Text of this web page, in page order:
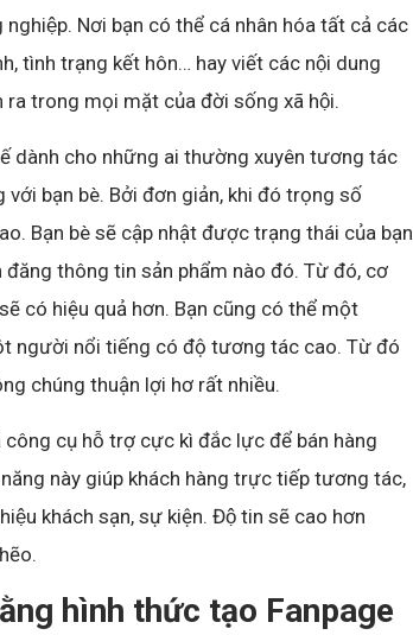
Nơi bạn có thể cá nhân hóa tất cả các
tình trạng kết hôn… hay viết các nội dung
trong mọi mặt của đời sống xã hội.
dành cho những ai thường xuyên tương tác
bạn bè. Bởi đơn giản, khi đó trọng số
Bạn bè sẽ cập nhật được trạng thái của bạn
thông tin sản phẩm nào đó. Từ đó, cơ
có hiệu quả hơn. Bạn cũng có thể một
người nổi tiếng có độ tương tác cao. Từ đó
chúng thuận lợi hơ rất nhiều.
cụ hỗ trợ cực kì đắc lực để bán hàng
này giúp khách hàng trực tiếp tương tác,
khách sạn, sự kiện. Độ tin sẽ cao hơn
hình thức tạo Fanpage